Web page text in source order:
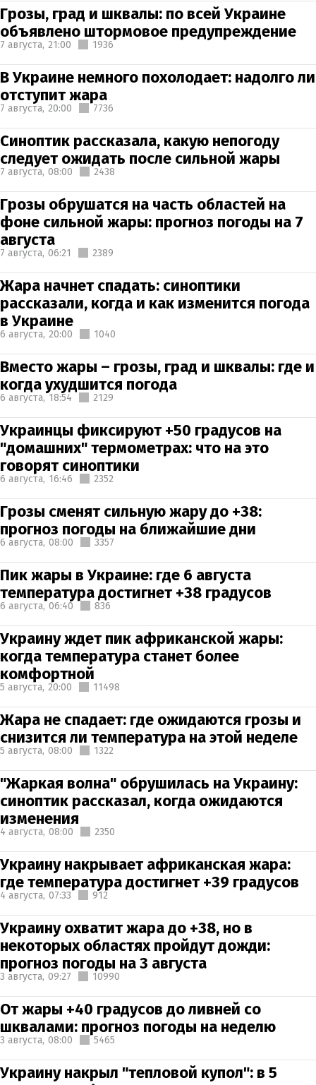
Грозы, град и шквалы: по всей Украине
объявлено штормовое предупреждение
7 августа, 21:00 1936
В Украине немного похолодает: надолго ли
отступит жара
7 августа, 20:00 7736
Синоптик рассказала, какую непогоду
следует ожидать после сильной жары
7 августа, 08:00 2438
Грозы обрушатся на часть областей на
фоне сильной жары: прогноз погоды на 7
августа
7 августа, 06:21 2389
Жара начнет спадать: синоптики
рассказали, когда и как изменится погода
в Украине
6 августа, 20:00 1040
Вместо жары – грозы, град и шквалы: где и
когда ухудшится погода
6 августа, 18:54 2129
Украинцы фиксируют +50 градусов на
"домашних" термометрах: что на это
говорят синоптики
6 августа, 16:46 2352
Грозы сменят сильную жару до +38:
прогноз погоды на ближайшие дни
6 августа, 08:00 3357
Пик жары в Украине: где 6 августа
температура достигнет +38 градусов
6 августа, 06:40 836
Украину ждет пик африканской жары:
когда температура станет более
комфортной
5 августа, 20:00 11498
Жара не спадает: где ожидаются грозы и
снизится ли температура на этой неделе
5 августа, 08:00 1322
"Жаркая волна" обрушилась на Украину:
синоптик рассказал, когда ожидаются
изменения
4 августа, 08:00 2350
Украину накрывает африканская жара:
где температура достигнет +39 градусов
4 августа, 07:33 912
Украину охватит жара до +38, но в
некоторых областях пройдут дожди:
прогноз погоды на 3 августа
3 августа, 09:27 10990
От жары +40 градусов до ливней со
шквалами: прогноз погоды на неделю
3 августа, 08:00 5465
Украину накрыл "тепловой купол": в 5